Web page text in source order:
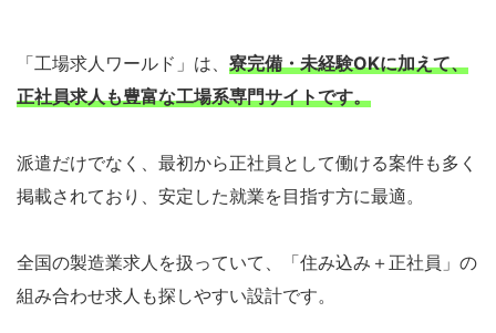
「工場求人ワールド」は、 寮完備・未経験OKに加えて、
正社員求人も豊富な工場系専門サイトです。
派遣だけでなく、最初から正社員として働ける案件も多く
掲載されており、安定した就業を目指す方に最適。
全国の製造業求人を扱っていて、「住み込み＋正社員」の
組み合わせ求人も探しやすい設計です。